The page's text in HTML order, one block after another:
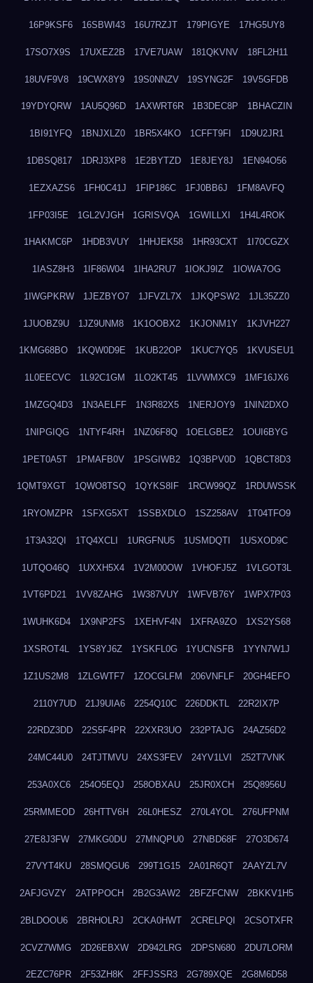
16P9KSF6 16SBWI43 16U7RZJT 179PIGYE 17HG5UY8
17SO7X9S 17UXEZ2B 17VE7UAW 181QKVNV 18FL2H11
18UVF9V8 19CWX8Y9 19S0NNZV 19SYNG2F 19V5GFDB
19YDYQRW 1AU5Q96D 1AXWRT6R 1B3DEC8P 1BHACZIN
1BI91YFQ 1BNJXLZ0 1BR5X4KO 1CFFT9FI 1D9U2JR1
1DBSQ817 1DRJ3XP8 1E2BYTZD 1E8JEY8J 1EN94O56
1EZXAZS6 1FH0C41J 1FIP186C 1FJ0BB6J 1FM8AVFQ
1FP03I5E 1GL2VJGH 1GRISVQA 1GWILLXI 1H4L4ROK
1HAKMC6P 1HDB3VUY 1HHJEK58 1HR93CXT 1I70CGZX
1IASZ8H3 1IF86W04 1IHA2RU7 1IOKJ9IZ 1IOWA7OG
1IWGPKRW 1JEZBYO7 1JFVZL7X 1JKQPSW2 1JL35ZZ0
1JUOBZ9U 1JZ9UNM8 1K1OOBX2 1KJONM1Y 1KJVH227
1KMG68BO 1KQW0D9E 1KUB22OP 1KUC7YQ5 1KVUSEU1
1L0EECVC 1L92C1GM 1LO2KT45 1LVWMXC9 1MF16JX6
1MZGQ4D3 1N3AELFF 1N3R82X5 1NERJOY9 1NIN2DXO
1NIPGIQG 1NTYF4RH 1NZ06F8Q 1OELGBE2 1OUI6BYG
1PET0A5T 1PMAFB0V 1PSGIWB2 1Q3BPV0D 1QBCT8D3
1QMT9XGT 1QWO8TSQ 1QYKS8IF 1RCW99QZ 1RDUWSSK
1RYOMZPR 1SFXG5XT 1SSBXDLO 1SZ258AV 1T04TFO9
1T3A32QI 1TQ4XCLI 1URGFNU5 1USMDQTI 1USXOD9C
1UTQO46Q 1UXXH5X4 1V2M00OW 1VHOFJ5Z 1VLGOT3L
1VT6PD21 1VV8ZAHG 1W387VUY 1WFVB76Y 1WPX7P03
1WUHK6D4 1X9NP2FS 1XEHVF4N 1XFRA9ZO 1XS2YS68
1XSROT4L 1YS8YJ6Z 1YSKFL0G 1YUCNSFB 1YYN7W1J
1Z1US2M8 1ZLGWTF7 1ZOCGLFM 206VNFLF 20GH4EFO
2110Y7UD 21J9UIA6 2254Q10C 226DDKTL 22R2IX7P
22RDZ3DD 22S5F4PR 22XXR3UO 232PTAJG 24AZ56D2
24MC44U0 24TJTMVU 24XS3FEV 24YV1LVI 252T7VNK
253A0XC6 254O5EQJ 258OBXAU 25JR0XCH 25Q8956U
25RMMEOD 26HTTV6H 26L0HESZ 270L4YOL 276UFPNM
27E8J3FW 27MKG0DU 27MNQPU0 27NBD68F 27O3D674
27VYT4KU 28SMQGU6 299T1G15 2A01R6QT 2AAYZL7V
2AFJGVZY 2ATPPOCH 2B2G3AW2 2BFZFCNW 2BKKV1H5
2BLDOOU6 2BRHOLRJ 2CKA0HWT 2CRELPQI 2CSOTXFR
2CVZ7WMG 2D26EBXW 2D942LRG 2DPSN680 2DU7LORM
2EZC76PR 2F53ZH8K 2FFJSSR3 2G789XQE 2G8M6D58